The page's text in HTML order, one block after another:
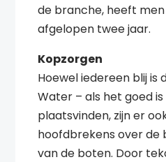
de branche, heeft
afgelopen twee jaar.
Kopzorgen
Hoewel iedereen blij is
Water – als het goed
plaatsvinden, zijn er
hoofdbrekens over de
van de boten. Door